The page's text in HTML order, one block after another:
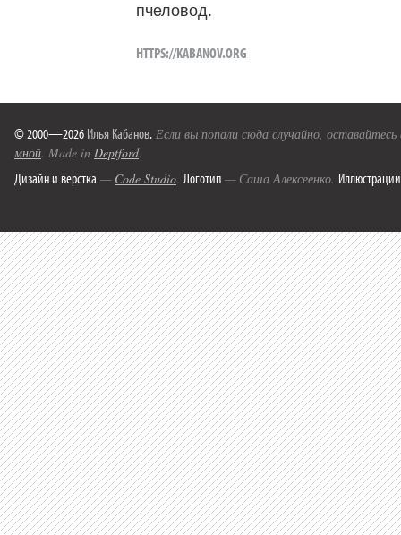
пчеловод.
HTTPS://KABANOV.ORG
© 2000—2026 Илья Кабанов. Если вы попали сюда случайно,
мной. Made in Deptford.
Дизайн и верстка — Code Studio. Логотип — Саша Алексеенко. Иллюстрации